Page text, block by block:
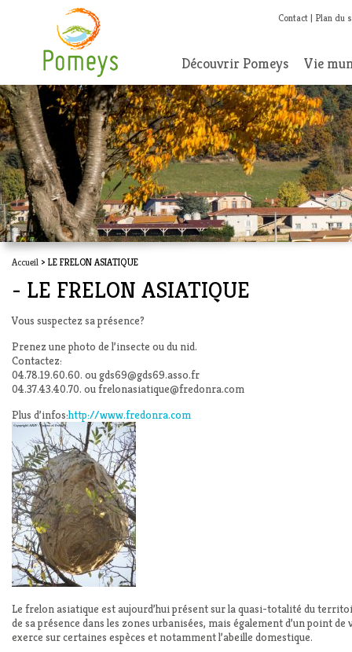
Contact Plan du
Découvrir Pomeys Vie
Accueil > LE FRELON ASIATIQUE
- LE FRELON ASIATIQUE
Vous suspectez sa présence?
Prenez une photo de l’insecte ou du nid.
Contactez:
04.78.19.60.60. ou gds69@gds69.asso.fr
04.37.43.40.70. ou frelonasiatique@fredonra.com
Plus d’infos:http://www.fredonra.com
Le frelon asiatique est aujourd’hui présent sur la quasi-totalité du
de sa présence dans les zones urbanisées, mais également d’un point
exerce sur certaines espèces et notamment l’abeille domestique.